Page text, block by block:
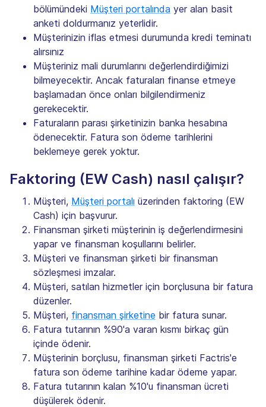
bölümündeki Müşteri portalında yer alan basit
anketi doldurmanız yeterlidir.
Müşterinizin iflas etmesi durumunda kredi teminatı
alırsınız
Müşteriniz mali durumlarını değerlendirdiğimizi
bilmeyecektir. Ancak faturaları finanse etmeye
başlamadan önce onları bilgilendirmeniz
gerekecektir.
Faturaların parası şirketinizin banka hesabına
ödenecektir. Fatura son ödeme tarihlerini
beklemeye gerek yoktur.
Faktoring (EW Cash) nasıl çalışır?
Müşteri, Müşteri portalı üzerinden faktoring (EW
Cash) için başvurur.
Finansman şirketi müşterinin iş değerlendirmesini
yapar ve finansman koşullarını belirler.
Müşteri ve finansman şirketi bir finansman
sözleşmesi imzalar.
Müşteri, satılan hizmetler için borçlusuna bir fatura
düzenler.
Müşteri, finansman şirketine bir fatura sunar.
Fatura tutarının %90'a varan kısmı birkaç gün
içinde ödenir.
Müşterinin borçlusu, finansman şirketi Factris'e
fatura son ödeme tarihine kadar ödeme yapar.
Fatura tutarının kalan %10'u finansman ücreti
düşülerek ödenir.